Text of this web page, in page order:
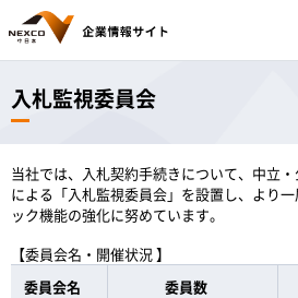
入札監視委員会
当社では、入札契約手続きについて、中立
による「入札監視委員会」を設置し、より
ック機能の強化に努めています。
【委員会名・開催状況 】
委員会名
委員数